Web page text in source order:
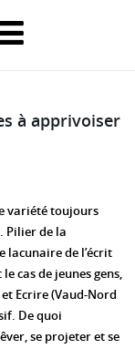
à apprivoiser
variété toujours
Pilier de la
lacunaire de l’écrit
le cas de jeunes gens,
Ecrire (Vaud-Nord
De quoi
se projeter et se